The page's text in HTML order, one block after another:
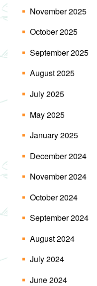
November 2025
October 2025
September 2025
August 2025
July 2025
May 2025
January 2025
December 2024
November 2024
October 2024
September 2024
August 2024
July 2024
June 2024